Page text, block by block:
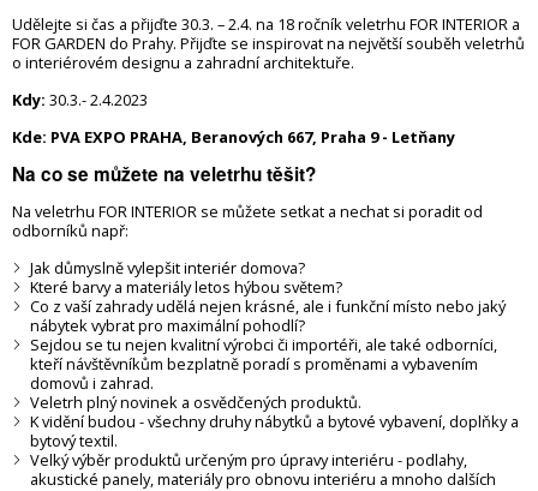
Udělejte si čas a přijďte 30.3. – 2.4. na 18 ročník veletrhu FOR INTERIOR a
FOR GARDEN do Prahy. Přijďte se inspirovat na největší souběh veletrhů
o interiérovém designu a zahradní architektuře.
Kdy: 30.3.- 2.4.2023
Kde: PVA EXPO PRAHA, Beranových 667, Praha 9 - Letňany
Na co se můžete na veletrhutěšit?
Na veletrhu FOR INTERIOR se můžete setkat a nechat si poradit od
odborníků např:
Jak důmyslně vylepšit interiér domova?
Které barvy a materiály letos hýbou světem?
Co z vaší zahrady udělá nejen krásné, ale i funkční místo nebo jaký
nábytek vybrat pro maximální pohodlí?
Sejdou se tu nejen kvalitní výrobci či importéři, ale také odborníci,
kteří návštěvníkům bezplatně poradí s proměnami a vybavením
domovů i zahrad.
Veletrh plný novinek a osvědčených produktů.
K vidění budou - všechny druhy nábytků a bytové vybavení, doplňky a
bytový textil.
Velký výběr produktů určeným pro úpravy interiéru - podlahy,
akustické panely, materiály pro obnovu interiéru a mnoho dalších